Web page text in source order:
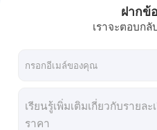
20W Slim Led Driver 12v 24v พร้อม
IP44 ไดร์เวอร์ LED แบบกันน้ำแบบ
48W 24V ขับไฟ LED ความดันคงที่ พร้อมรั
สวิตช์เซ็นเซอร์อินฟราเรดแบบมือโบกแรงดันสูง
สวิตช์เซ็นเซอร์ห้องน้ำ OEM สำหรับไ
ฝากข้
เราจะตอบกลั